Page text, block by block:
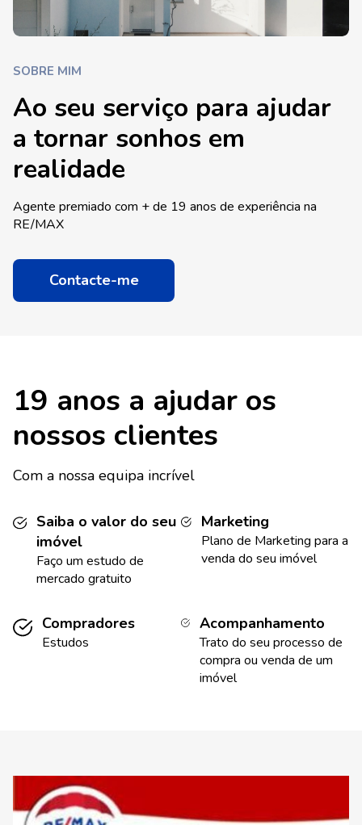
SOBRE MIM
Ao seu serviço para ajudar
a tornar sonhos em
realidade
Agente premiado com + de 19 anos de experiência na
RE/MAX
Contacte-me
19 anos a ajudar os
nossos clientes
Com a nossa equipa incrível
Saiba o valor do seu
imóvel
Faço um estudo de
mercado gratuito
Marketing
Plano de Marketing para a
venda do seu imóvel
Compradores
Estudos
Acompanhamento
Trato do seu processo de
compra ou venda de um
imóvel